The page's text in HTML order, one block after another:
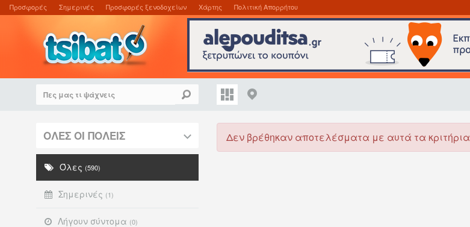
Προσφορές Σημερινές Προσφορές ξενοδοχείων Χάρτης Πολιτική Απορρήτου
ΟΛΕΣ ΟΙ ΠΟΛΕΙΣ
Όλες (590)
Σημερινές (1)
Λήγουν σύντομα (0)
Δεν βρέθηκαν αποτελέσματα με αυτά τα κριτήρια